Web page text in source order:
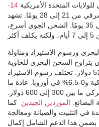
المتحدة الأمريكية
14-
. تستغرق شحنات الساحل الشرقي من 21 إلى 28 يومًا. تشهد
أوروبا عادةً أوقات عبور تتراوح من 26 إلى 35 يومًا. الشحن الجوي أسرع،
ورسوم الاستيراد ومناولة
يتراوح الشحن البحري للحاوية
مقاس 40 قدمًا من 2800 دولار إلى 5100 دولار. تختلف رسوم الاستيراد
من 0-8% في الولايات المتحدة الأمريكية و0-6.5% في أوروبا. عادة ما
تكلف المناولة في الموانئ والتخليص الجمركي ما بين 300 إلى 600 دولار.
الموردين الجيدين كما
في التثبيت والصيانة ومعالجة
يضمن هذا الدعم الشامل إكمال